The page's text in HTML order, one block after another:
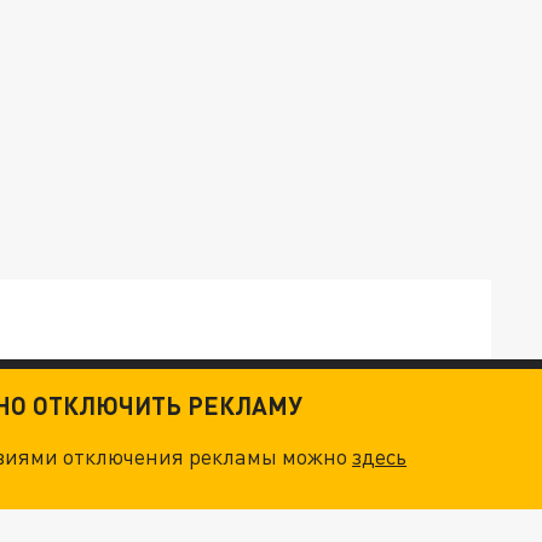
КАК УНИЧТОЖИТЬ STARLINK
БЕДЫ ДЛЯ МАЛЫШЕЙ НЕ ЗАКОНЧИЛИСЬ
ОТКЛЮЧИТЬ РЕКЛАМУ
отключения рекламы можноздесь